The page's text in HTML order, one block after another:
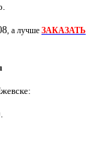
, а лучше ЗАКАЗАТЬ